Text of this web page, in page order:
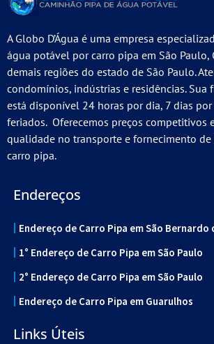
A Globo D’Água é uma empresa
água potável por carro pipa em São Paulo,
demais regiões do estado de São Paulo.
condomínios, indústrias e residências. Sua
está disponível 24 horas por dia, 7 dias
feriados. Oferecemos preços competitivos
qualidade no transporte e fornecimento
carro pipa.
Endereços
Endereço de Carro Pipa em São Bernardo
1° Endereço de Carro Pipa em São Paulo
2° Endereço de Carro Pipa em São Paulo
Endereço de Carro Pipa em Guarulhos
Links Úteis